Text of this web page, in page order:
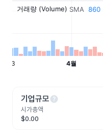
기업규모help
시가총액
$0.00